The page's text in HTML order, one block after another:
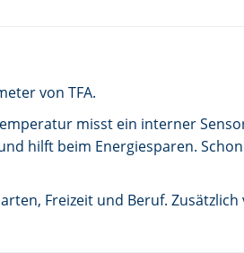
von TFA.
misst ein interner
hilft beim Energiesparen.
Freizeit und Beruf.